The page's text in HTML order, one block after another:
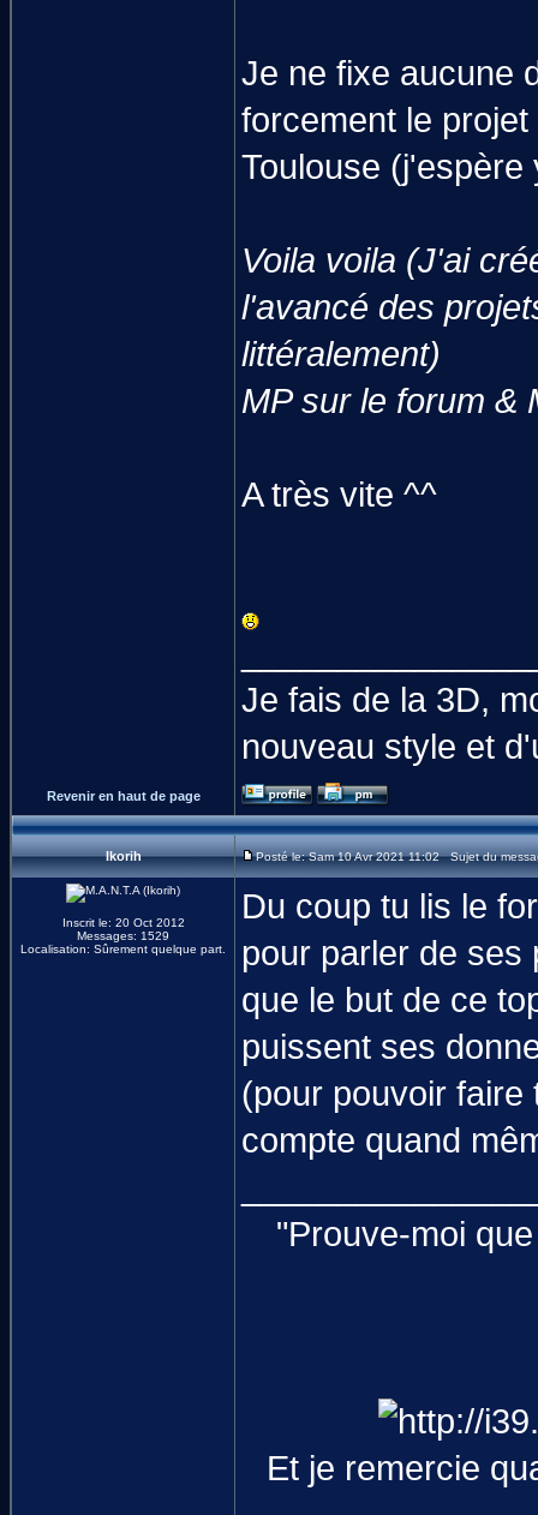
Je ne fixe aucune
forcement le
Toulouse
Voila voila (J'ai
l'avancé des
littéralement)
MP sur le forum &
A très vite ^^
Je fais de la 3D,
nouveau style et
Revenir en haut de page
Ikorih Posté le: Sam 10 Avr 2021 11:02 Sujet du
Inscrit le: 20 Oct 2012
Messages: 1529
Localisation: Sûrement quelque part.
Du coup tu lis le
pour parler de ses
que le but de ce
puissent ses
(pour pouvoir
compte quand
"Prouve-moi
Et je remercie